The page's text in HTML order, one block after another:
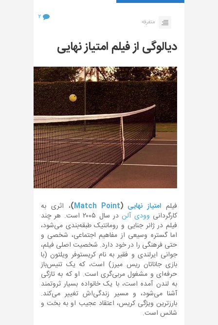
متفرقه
۲
دیالوگی از فیلم امتیاز نهایی
فیلم امتیاز نهایی (
Match Point
)، اثری به
کارگردانی وودی آلن
در سال ۲۰۰۵ است. هر چند
فیلم در ژانر جنایی و رومانتیک طبقه‌بندی می‌شود،
اما گستره وسیعی از مفاهیم اجتماعی، شخصی و
حتی فرهنگی را در خود دارد. شخصیت اصلی فیلم،
جوانی ایرلندی و فقیر به نام کریستوفر ویلتون (با
بازی جاناتان ریس میرز) است، که یک تنیس‌باز
حرفه‌ای و مشغول مربی‌گری است. او که به تازگی
به لندن آمده است، با یک خانواده بسیار ثروتمند
آشنا می‌شود، و مسیر زندگی‌اش تغییر می‌کند.
بارزترین ویژگی کریس، اعتقاد عجیب او به بخت و
شانس است.